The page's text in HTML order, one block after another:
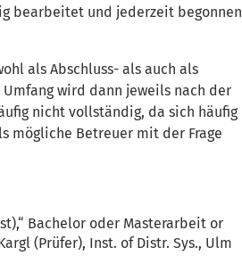
bearbeitet und jederzeit begonnen
als Abschluss- als auch als
wird dann jeweils nach der
nicht vollständig, da sich häufig
mögliche Betreuer mit der Frage
Bachelor oder Masterarbeit or
(Prüfer), Inst. of Distr. Sys., Ulm